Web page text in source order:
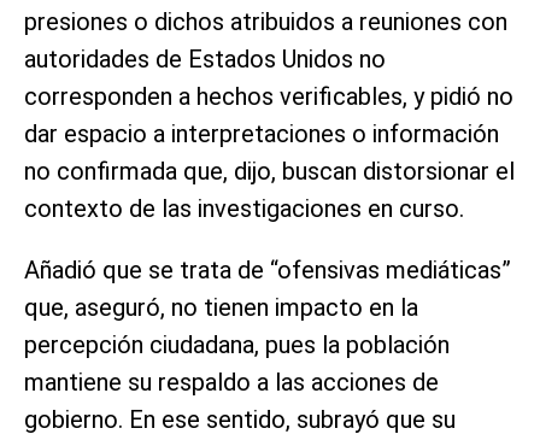
presiones o dichos atribuidos a reuniones con
autoridades de Estados Unidos no
corresponden a hechos verificables, y pidió no
dar espacio a interpretaciones o información
no confirmada que, dijo, buscan distorsionar el
contexto de las investigaciones en curso.
Añadió que se trata de “ofensivas mediáticas”
que, aseguró, no tienen impacto en la
percepción ciudadana, pues la población
mantiene su respaldo a las acciones de
gobierno. En ese sentido, subrayó que su